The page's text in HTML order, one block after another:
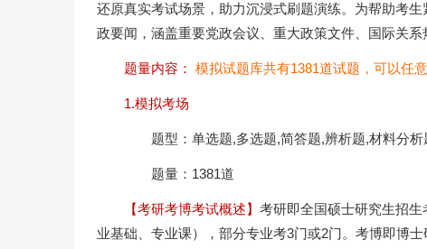
还原真实考试场景，助力沉浸式刷题演练。为帮助考
政要闻，涵盖重要党政会议、重大政策文件、国际关系
题量内容： 模拟试题库共有1381道试题，可以任
1.模拟考场
题型：单选题,多选题,简答题,辨析题,材料分析
题量：1381道
【考研考博考试概述】 考研即全国硕士研究生招
业基础、专业课），部分专业考3门或2门。考博即博